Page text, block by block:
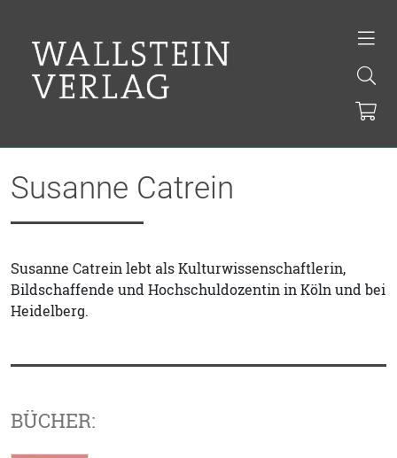
Susanne Catrein
Susanne Catrein lebt als Kulturwissenschaftlerin,
Bildschaffende und Hochschuldozentin in Köln und bei
Heidelberg.
BÜCHER: